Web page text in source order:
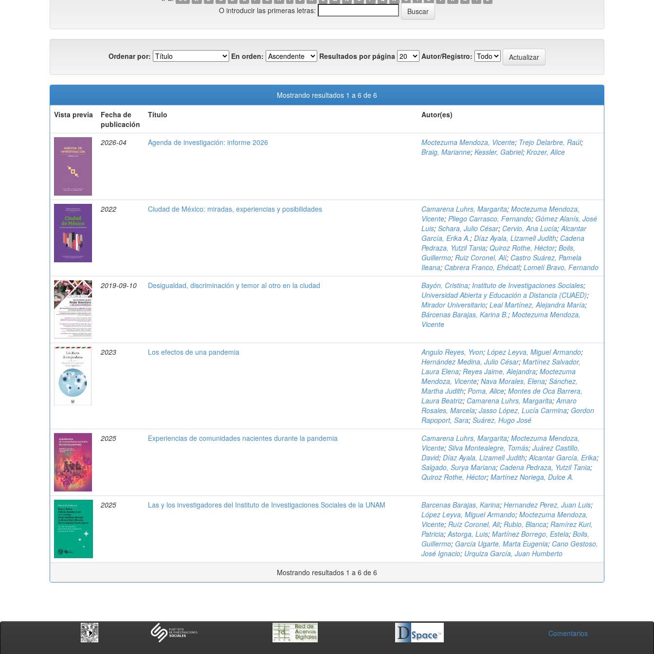
O introducir las primeras letras:
Ordenar por: En orden: Resultados por página Autor/Registro:
Mostrando resultados 1 a 6 de 6
Vista previa
Fecha de
publicación
Título Autor(es)
2026-04 Agenda de investigación: informe 2026 Moctezuma Mendoza, Vicente; Trejo Delarbre, Raúl;
Braig, Marianne; Kessler, Gabriel; Krozer, Alice
2022 Ciudad de México: miradas, experiencias y posibilidades Camarena Luhrs, Margarita; Moctezuma Mendoza,
Vicente; Pliego Carrasco, Fernando; Gómez Alanís, José
Luis; Schara, Julio César; Cervio, Ana Lucía;Alcantar
García, Erika A.; Díaz Ayala, Lizamell Judith; Cadena
Pedraza, Yutzil Tania; Quiroz Rothe, Héctor; Boils,
Guillermo; Ruiz Coronel, Alí; Castro Suárez, Pamela
Ileana; Cabrera Franco, Ehécatl; Lomelí Bravo, Fernando
2019-09-10
Desigualdad, discriminación y temor al otro en la ciudad Bayón, Cristina; Instituto de Investigaciones Sociales;
Universidad Abierta y Educación a Distancia (CUAED);
Mirador Universitario; Leal Martínez, Alejandra María;
Bárcenas Barajas, Karina B.; Moctezuma Mendoza,
Vicente
2023 Los efectos de una pandemia Angulo Reyes, Yvon; López Leyva, Miguel Armando;
Hernández Medina, Julio César; Martínez Salvador,
Laura Elena; Reyes Jaime, Alejandra; Moctezuma
Mendoza, Vicente; Nava Morales, Elena; Sánchez,
Martha Judith; Poma, Alice; Montes de Oca Barrera,
Laura Beatriz; Camarena Luhrs, Margarita;Amaro
Rosales, Marcela; Jasso López, Lucía Carmina; Gordon
Rapoport, Sara; Suárez, Hugo José
2025
Experiencias de comunidades nacientes durante la pandemia Camarena Luhrs, Margarita; Moctezuma Mendoza,
Vicente; Silva Montealegre, Tomás; Juárez Castillo,
David; Díaz Ayala, Lizamell Judith;Alcantar García, Erika;
Salgado, Surya Mariana; Cadena Pedraza, Yutzil Tania;
Quiroz Rothe, Héctor; Martínez Noriega, Dulce A.
2025 Las y los investigadores del Instituto de Investigaciones Sociales de la UNAM Barcenas Barajas, Karina; Hernandez Perez, Juan Luis;
López Leyva, Miguel Armando; Moctezuma Mendoza,
Vicente; Ruíz Coronel, Ali; Rubio, Blanca; Ramírez Kuri,
Patricia;Astorga, Luis; Martínez Borrego, Estela; Boils,
Guillermo; García Ugarte, Marta Eugenia; Cano Gestoso,
José Ignacio; Urquiza García, Juan Humberto
Mostrando resultados 1 a 6 de 6
Comentarios